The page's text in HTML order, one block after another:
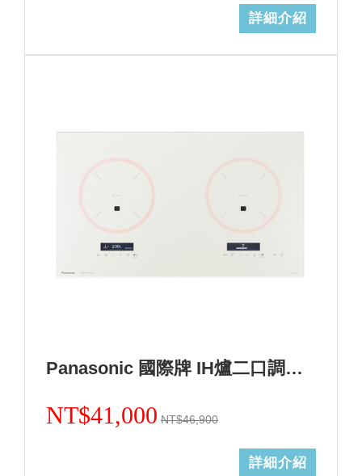
詳細介紹
Panasonic 國際牌 IH爐二口調理爐白色KY-A1W70-W (無安裝)
NT$41,000 NT$46,900
詳細介紹